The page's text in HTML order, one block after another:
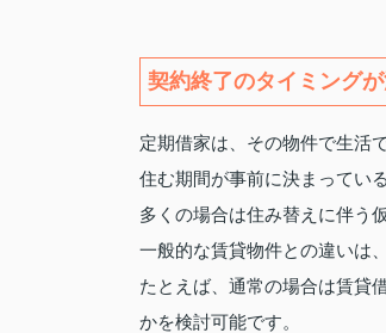
契約終了のタイミング
定期借家は、その物件で生活
住む期間が事前に決まってい
多くの場合は住み替えに伴う
一般的な賃貸物件との違いは
たとえば、通常の場合は賃貸
かを検討可能です。